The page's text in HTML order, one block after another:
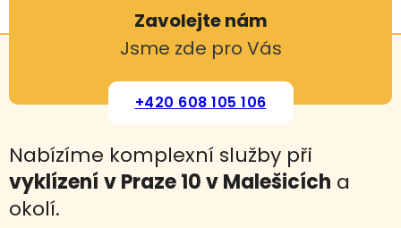
Zavolejte nám
Jsme zde pro Vás
+420 608 105 106
Nabízíme komplexní služby při
vyklízení v Praze 10 v Malešicích a
okolí.